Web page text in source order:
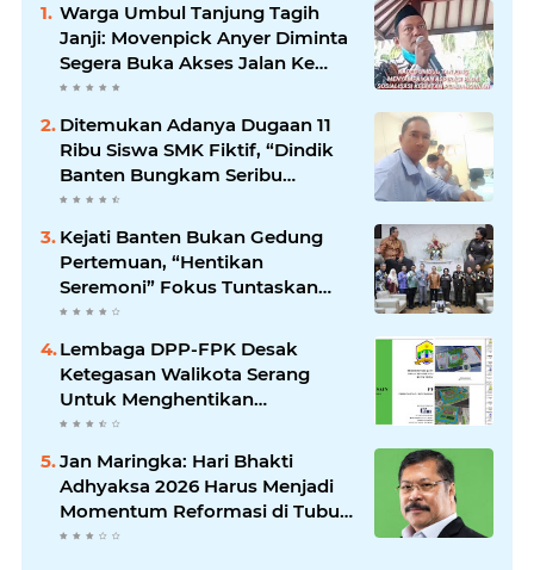
Warga Umbul Tanjung Tagih
Janji: Movenpick Anyer Diminta
Segera Buka Akses Jalan Ke
Pantai
Ditemukan Adanya Dugaan 11
Ribu Siswa SMK Fiktif, “Dindik
Banten Bungkam Seribu
Bahasa”
Kejati Banten Bukan Gedung
Pertemuan, “Hentikan
Seremoni” Fokus Tuntaskan
Korupsi!
Lembaga DPP-FPK Desak
Ketegasan Walikota Serang
Untuk Menghentikan
Sementara Revitalisasi Alun-
Jan Maringka: Hari Bhakti
Adhyaksa 2026 Harus Menjadi
Momentum Reformasi di Tubuh
Kejaksaan